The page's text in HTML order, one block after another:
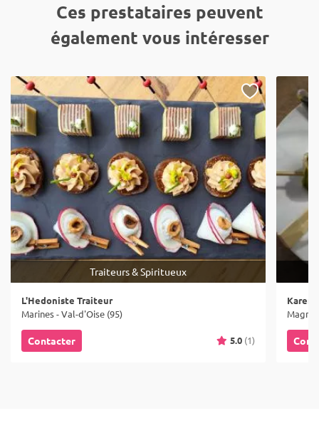
Ces prestataires peuvent
également vous intéresser
Traiteurs & Spiritueux
L'Hedoniste Traiteur
Marines - Val-d'Oise (95)
Contacter 5.0 (1)
Karen